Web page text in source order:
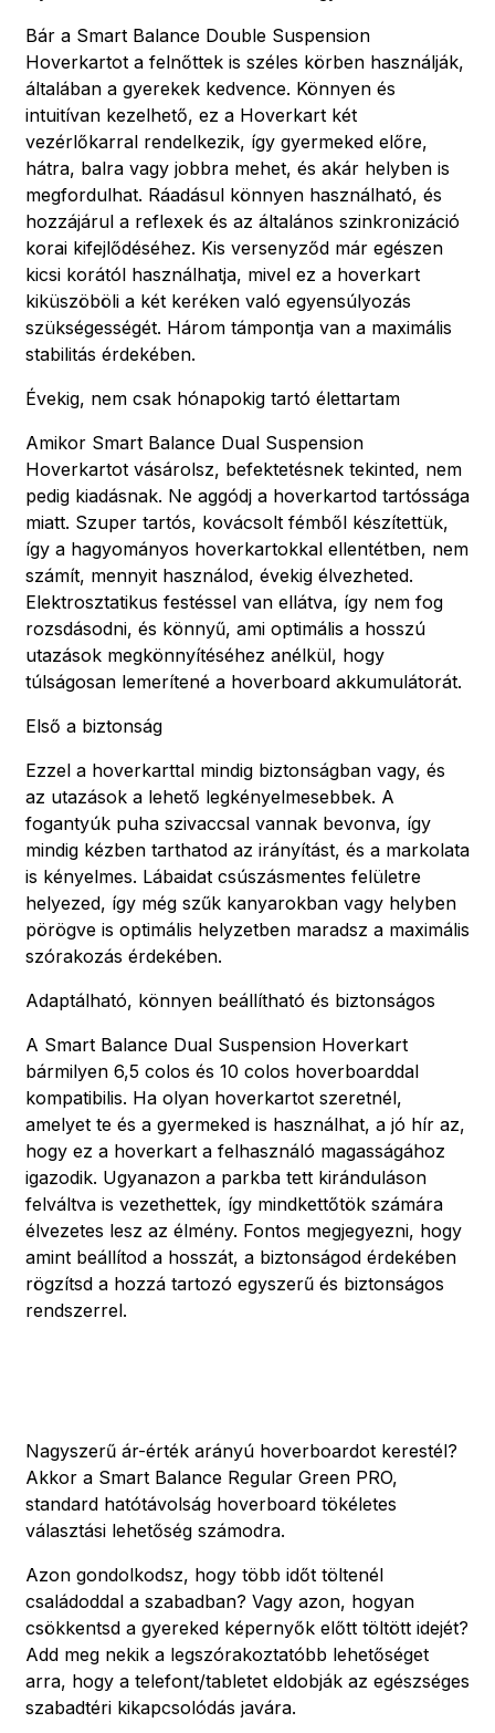
Bár a Smart Balance Double Suspension
Hoverkartot a felnőttek is széles körben használják,
általában a gyerekek kedvence. Könnyen és
intuitívan kezelhető, ez a Hoverkart két
vezérlőkarral rendelkezik, így gyermeked előre,
hátra, balra vagy jobbra mehet, és akár helyben is
megfordulhat. Ráadásul könnyen használható, és
hozzájárul a reflexek és az általános szinkronizáció
korai kifejlődéséhez. Kis versenyződ már egészen
kicsi korától használhatja, mivel ez a hoverkart
kiküszöböli a két keréken való egyensúlyozás
szükségességét. Három támpontja van a maximális
stabilitás érdekében.
Évekig, nem csak hónapokig tartó élettartam
Amikor Smart Balance Dual Suspension
Hoverkartot vásárolsz, befektetésnek tekinted, nem
pedig kiadásnak. Ne aggódj a hoverkartod tartóssága
miatt. Szuper tartós, kovácsolt fémből készítettük,
így a hagyományos hoverkartokkal ellentétben, nem
számít, mennyit használod, évekig élvezheted.
Elektrosztatikus festéssel van ellátva, így nem fog
rozsdásodni, és könnyű, ami optimális a hosszú
utazások megkönnyítéséhez anélkül, hogy
túlságosan lemerítené a hoverboard akkumulátorát.
Első a biztonság
Ezzel a hoverkarttal mindig biztonságban vagy, és
az utazások a lehető legkényelmesebbek. A
fogantyúk puha szivaccsal vannak bevonva, így
mindig kézben tarthatod az irányítást, és a markolata
is kényelmes. Lábaidat csúszásmentes felületre
helyezed, így még szűk kanyarokban vagy helyben
pörögve is optimális helyzetben maradsz a maximális
szórakozás érdekében.
Adaptálható, könnyen beállítható és biztonságos
A Smart Balance Dual Suspension Hoverkart
bármilyen 6,5 colos és 10 colos hoverboarddal
kompatibilis. Ha olyan hoverkartot szeretnél,
amelyet te és a gyermeked is használhat, a jó hír az,
hogy ez a hoverkart a felhasználó magasságához
igazodik. Ugyanazon a parkba tett kiránduláson
felváltva is vezethettek, így mindkettőtök számára
élvezetes lesz az élmény. Fontos megjegyezni, hogy
amint beállítod a hosszát, a biztonságod érdekében
rögzítsd a hozzá tartozó egyszerű és biztonságos
rendszerrel.
Nagyszerű ár-érték arányú hoverboardot kerestél?
Akkor a Smart Balance Regular Green PRO,
standard hatótávolság hoverboard tökéletes
választási lehetőség számodra.
Azon gondolkodsz, hogy több időt töltenél
családoddal a szabadban? Vagy azon, hogyan
csökkentsd a gyereked képernyők előtt töltött idejét?
Add meg nekik a legszórakoztatóbb lehetőséget
arra, hogy a telefont/tabletet eldobják az egészséges
szabadtéri kikapcsolódás javára.